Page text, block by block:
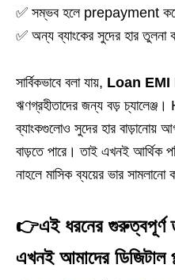
✅ সম্ভব হলে prepayment করে
✅ অন্য ব্যাংকের সুদের হার
সার্বিকভাবে বলা যায়, Loan
ঋণগ্রহীতাদের জন্য বড়
ব্যাংকগুলোও সুদের হার বাড়ানোয়
বাড়তে পারে। তাই এখনই আর্থিক
নাহলে মাসিক ব্যয়ের ভার সামলানো
👉এই ধরনের গুরুত্বপূর্ণ
এখনই আমাদের ডিজিটাল